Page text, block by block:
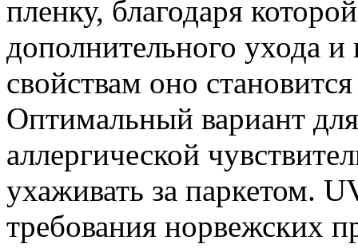
пленку, благодаря
дополнительного ухода
свойствам оно
Оптимальный вариант
аллергической
ухаживать за паркетом.
требования норвежских